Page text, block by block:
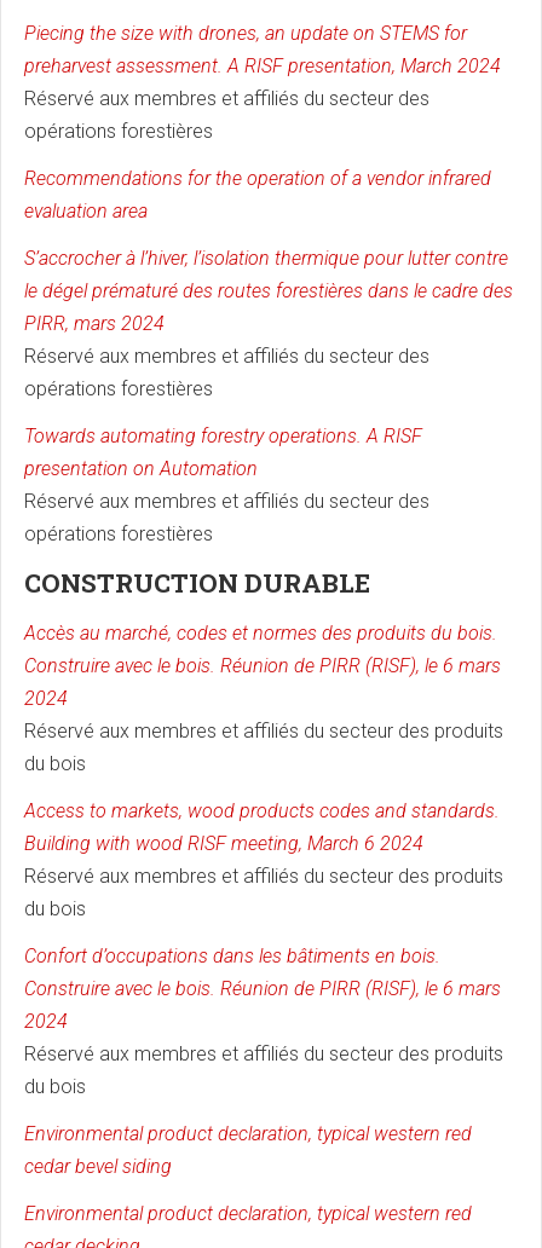
Piecing the size with drones, an update on STEMS for
preharvest assessment. A RISF presentation, March 2024
Réservé aux membres et affiliés du secteur des
opérations forestières
Recommendations for the operation of a vendor infrared
evaluation area
S’accrocher à l’hiver, l’isolation thermique pour lutter contre
le dégel prématuré des routes forestières dans le cadre des
PIRR, mars 2024
Réservé aux membres et affiliés du secteur des
opérations forestières
Towards automating forestry operations. A RISF
presentation on Automation
Réservé aux membres et affiliés du secteur des
opérations forestières
CONSTRUCTION DURABLE
Accès au marché, codes et normes des produits du bois.
Construire avec le bois. Réunion de PIRR (RISF), le 6 mars
2024
Réservé aux membres et affiliés du secteur des produits
du bois
Access to markets, wood products codes and standards.
Building with wood RISF meeting, March 6 2024
Réservé aux membres et affiliés du secteur des produits
du bois
Confort d’occupations dans les bâtiments en bois.
Construire avec le bois. Réunion de PIRR (RISF), le 6 mars
2024
Réservé aux membres et affiliés du secteur des produits
du bois
Environmental product declaration, typical western red
cedar bevel siding
Environmental product declaration, typical western red